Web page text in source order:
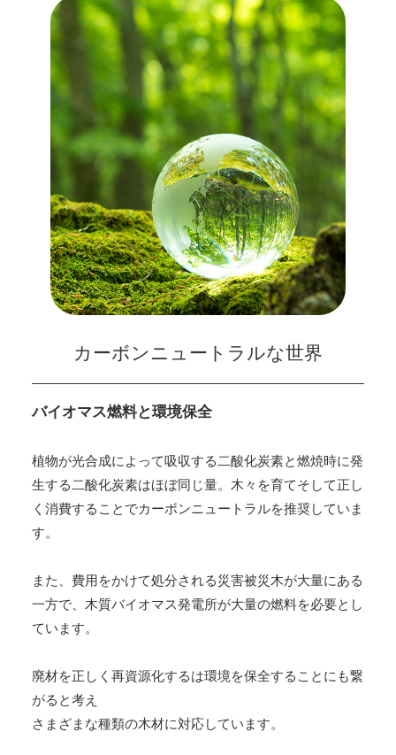
カーボンニュートラルな世界
バイオマス燃料と環境保全
植物が光合成によって吸収する二酸化炭素と燃焼時に発
生する二酸化炭素はほぼ同じ量。木々を育てそして正し
く消費することでカーボンニュートラルを推奨していま
す。
また、費用をかけて処分される災害被災木が大量にある
一方で、木質バイオマス発電所が大量の燃料を必要とし
ています。
廃材を正しく再資源化するは環境を保全することにも繋
がると考え
さまざまな種類の木材に対応しています。